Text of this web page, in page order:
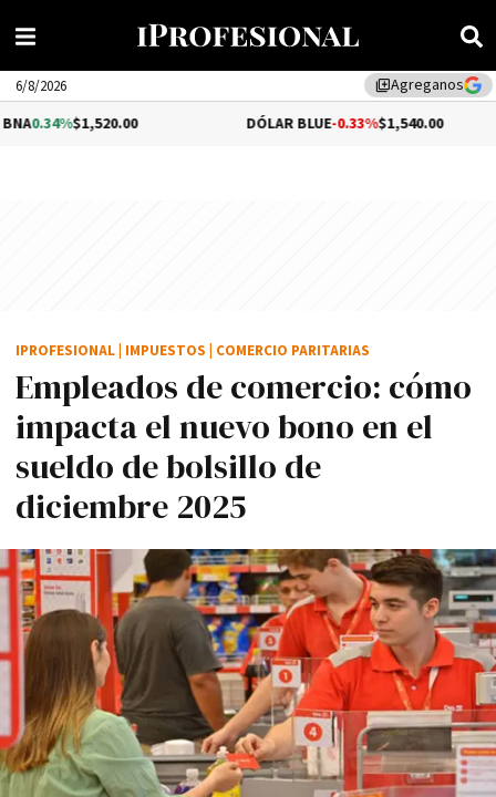
library_addAgreganos
6/8/2026
-0.33%$1,540.00
Empleados de comercio: cómo
impacta el nuevo bono en el
sueldo de bolsillo de
diciembre 2025
IPROFESIONAL IMPUESTOS COMERCIO PARITARIAS